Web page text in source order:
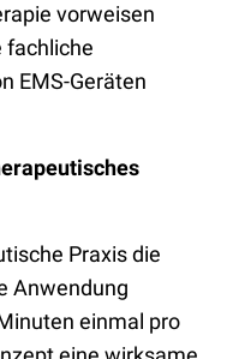
vorweisen
fachliche
EMS-Geräten
Praxis die
Anwendung
einmal pro